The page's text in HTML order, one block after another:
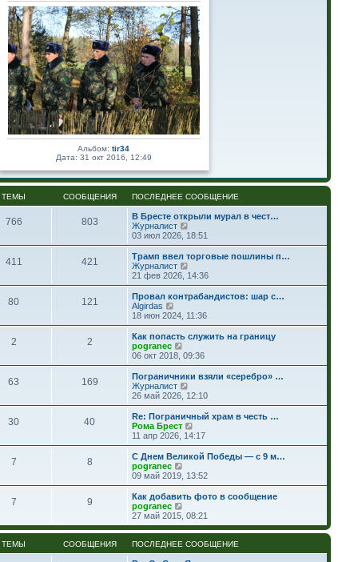
Альбом:tir34
Дата: 31 окт 2016, 12:49
ТЕМЫ СООБЩЕНИЯ ПОСЛЕДНЕЕ СООБЩЕНИЕ
766 803
В Бресте открыли мурал в чест…
Журналист
е
р
е
т
п
о
с
е
н
е
м
с
о
о
б
щ
е
н
ю
03 июл 2026, 18:51
411 421
Трамп ввел торговые пошлины п…
Журналист
е
р
е
й
т
п
о
с
е
н
е
м
у
с
о
о
щ
е
н
ю
21 фев 2026, 14:36
80 121
Провал контрабандистов: шар с…
Algirdas
е
р
е
й
т
и
п
о
с
е
д
н
е
м
у
с
о
о
б
щ
е
н
и
ю
18 июн 2024, 11:36
2 2
Как попасть cлужить на границу
pogranec
е
р
е
й
т
п
о
с
е
н
е
м
с
о
б
щ
06 окт 2018, 09:36
63 169
Пограничники взяли «серебро» …
Журналист
е
р
е
й
т
п
о
с
е
н
е
у
26 май 2026, 12:10
30 40
Re: Пограничный храм в честь …
Рома Брест
е
р
е
т
к
п
о
с
л
е
д
11 апр 2026, 14:17
7 8
С Днем Великой Победы — с 9 м…
pogranec
е
р
е
т
к
п
о
09 май 2019, 13:52
7 9
Как добавить фото в сообщение
pogranec
е
р
е
й
т
27 май 2015, 08:21
ТЕМЫ СООБЩЕНИЯ ПОСЛЕДНЕЕ СООБЩЕНИЕ